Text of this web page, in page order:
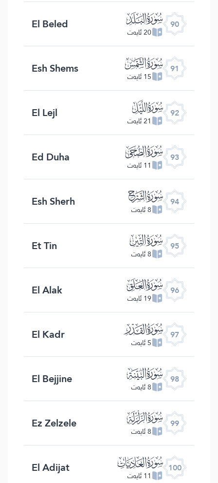
90 ﰇ
20 ئايەت El Beled
91 ﰈ
15 ئايەت Esh Shems
92 ﰉ
21 ئايەت El Lejl
93 ﰊ
11 ئايەت Ed Duha
94 ﰋ
8 ئايەت Esh Sherh
95 ﰌ
8 ئايەت Et Tin
96 ﰍ
19 ئايەت El Alak
97 ﰎ
5 ئايەت El Kadr
98 ﰏ
8 ئايەت El Bejjine
99 ﰐ
8 ئايەت Ez Zelzele
100 ﰑ
11 ئايەت El Adijat